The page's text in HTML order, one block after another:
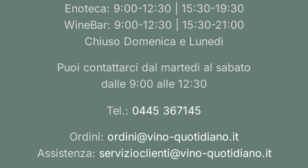
Enoteca: 9:00-12:30 | 15:30-19:30
WineBar: 9:00-12:30 | 15:30-21:00
Chiuso Domenica e Lunedì
Puoi contattarci dal martedì al sabato
dalle 9:00 alle 12:30
Tel.: 0445 367145
Ordini: ordini@vino-quotidiano.it
Assistenza: servizioclienti@vino-quotidiano.it